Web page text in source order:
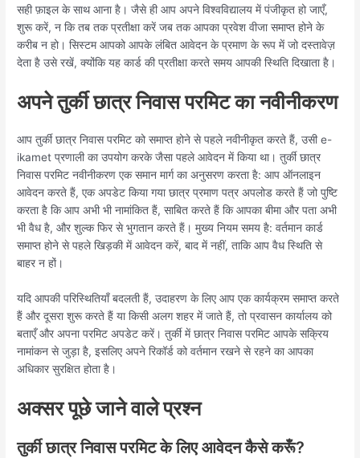
सही फ़ाइल के साथ आना है। जैसे ही आप अपने विश्वविद्यालय में पंजीकृत हो जाएँ,
शुरू करें, न कि तब तक प्रतीक्षा करें जब तक आपका प्रवेश वीजा समाप्त होने के
करीब न हो। सिस्टम आपको आपके लंबित आवेदन के प्रमाण के रूप में जो दस्तावेज़
देता है उसे रखें, क्योंकि यह कार्ड की प्रतीक्षा करते समय आपकी स्थिति दिखाता है।
अपने तुर्की छात्र निवास परमिट का नवीनीकरण
आप तुर्की छात्र निवास परमिट को समाप्त होने से पहले नवीनीकृत करते हैं, उसी e-
ikamet प्रणाली का उपयोग करके जैसा पहले आवेदन में किया था। तुर्की छात्र
निवास परमिट नवीनीकरण एक समान मार्ग का अनुसरण करता है: आप ऑनलाइन
आवेदन करते हैं, एक अपडेट किया गया छात्र प्रमाण पत्र अपलोड करते हैं जो पुष्टि
करता है कि आप अभी भी नामांकित हैं, साबित करते हैं कि आपका बीमा और पता अभी
भी वैध है, और शुल्क फिर से भुगतान करते हैं। मुख्य नियम समय है: वर्तमान कार्ड
समाप्त होने से पहले खिड़की में आवेदन करें, बाद में नहीं, ताकि आप वैध स्थिति से
बाहर न हों।
यदि आपकी परिस्थितियाँ बदलती हैं, उदाहरण के लिए आप एक कार्यक्रम समाप्त करते
हैं और दूसरा शुरू करते हैं या किसी अलग शहर में जाते हैं, तो प्रवासन कार्यालय को
बताएँ और अपना परमिट अपडेट करें। तुर्की में छात्र निवास परमिट आपके सक्रिय
नामांकन से जुड़ा है, इसलिए अपने रिकॉर्ड को वर्तमान रखने से रहने का आपका
अधिकार सुरक्षित होता है।
अक्सर पूछे जाने वाले प्रश्न
तुर्की छात्र निवास परमिट के लिए आवेदन कैसे करूँ?